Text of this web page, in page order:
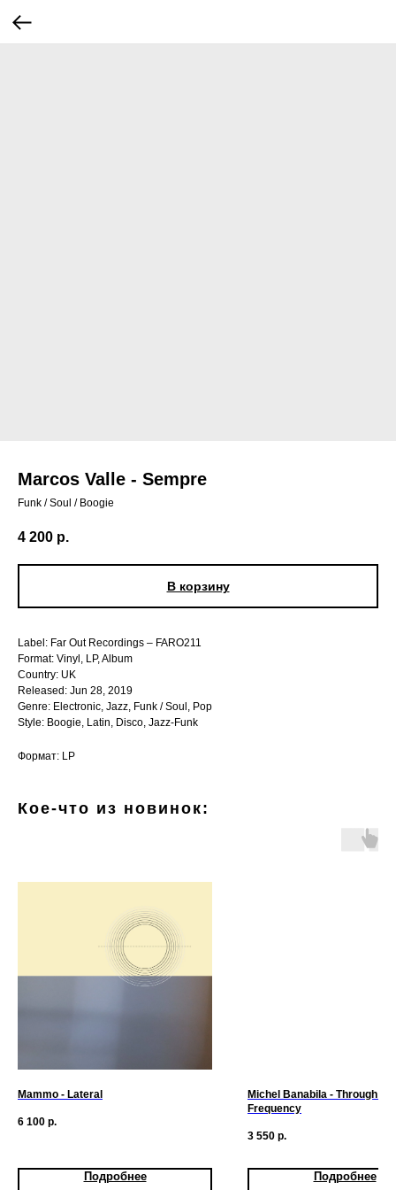
Marcos Valle - Sempre
Funk / Soul / Boogie
4 200 р.
В корзину
Label: Far Out Recordings – FARO211
Format: Vinyl, LP, Album
Country: UK
Released: Jun 28, 2019
Genre: Electronic, Jazz, Funk / Soul, Pop
Style: Boogie, Latin, Disco, Jazz-Funk
Формат: LP
Кое-что из новинок:
Mammo - Lateral
6 100 р.
Подробнее
Michel Banabila - Through
Frequency
3 550 р.
Подробнее